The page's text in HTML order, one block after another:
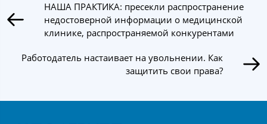
НАША ПРАКТИКА: пресекли распространение
недостоверной информации о медицинской
клинике, распространяемой конкурентами
Работодатель настаивает на увольнении. Как
защитить свои права?